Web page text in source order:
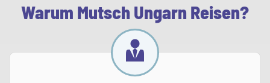
Warum Mutsch Ungarn Reisen?